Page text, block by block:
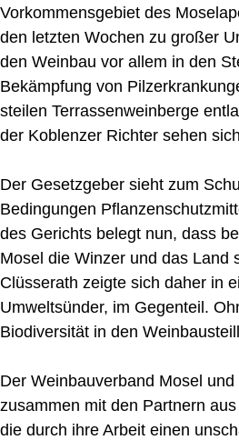
Vorkommensgebiet des
den letzten Wochen zu großer
den Weinbau vor allem in den
Bekämpfung von
steilen Terrassenweinberge
der Koblenzer Richter sehen
Der Gesetzgeber sieht zum
Bedingungen
des Gerichts belegt nun, dass
Mosel die Winzer und das Land
Clüsserath zeigte sich daher in
Umweltsünder, im Gegenteil.
Biodiversität in den
Der Weinbauverband Mosel
zusammen mit den Partnern
die durch ihre Arbeit einen